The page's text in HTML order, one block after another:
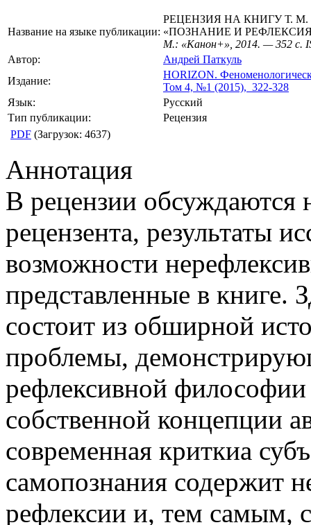
Название на языке публикации:
РЕЦЕНЗИЯ НА КНИГУ Т.
«ПОЗНАНИЕ И
М.: «Канон+», 2014. — 352 с.
Автор:
Андрей Паткуль
Издание:
HORIZON.
Том 4, №1 (2015), 322-328
Язык:
Русский
Тип публикации:
Рецензия
PDF (Загрузок: 4637)
Аннотация
В рецензии
рецензента, результаты
возможности
представленные в книге.
состоит из обширной
проблемы,
рефлексивной философии
собственной концепции
современная криткиа
самопознания содержит
рефлексии и, тем самым,